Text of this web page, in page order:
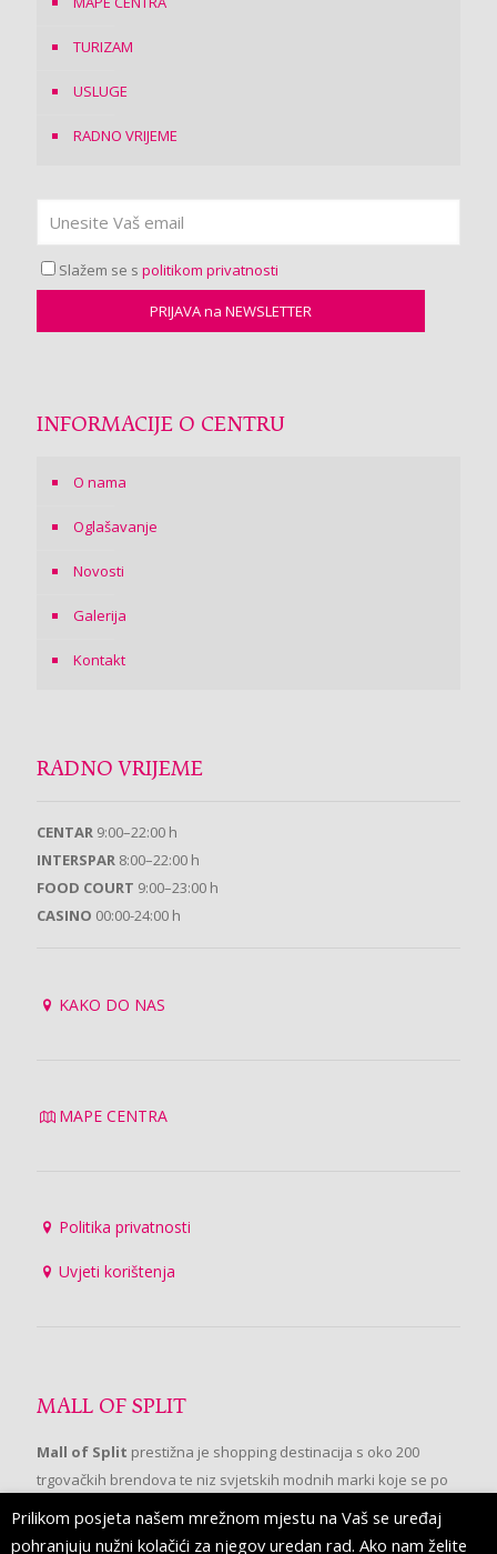
TURIZAM
USLUGE
RADNO VRIJEME
Slažem se s politikom privatnosti
INFORMACIJE O CENTRU
O nama
Oglašavanje
Novosti
Galerija
Kontakt
RADNO VRIJEME
CENTAR 9:00–22:00 h
INTERSPAR 8:00–22:00 h
FOOD COURT 9:00–23:00 h
CASINO 00:00-24:00 h
KAKO DO NAS
MAPE CENTRA
Politika privatnosti
Uvjeti korištenja
MALL OF SPLIT
Mall of Split prestižna je shopping destinacija s oko 200
trgovačkih brendova te niz svjetskih modnih marki koje se po
prvi put pojavljuju u Splitu.
Prilikom posjeta našem mrežnom mjestu na Vaš se uređaj
pohranjuju nužni kolačići za njegov uredan rad. Ako nam želite